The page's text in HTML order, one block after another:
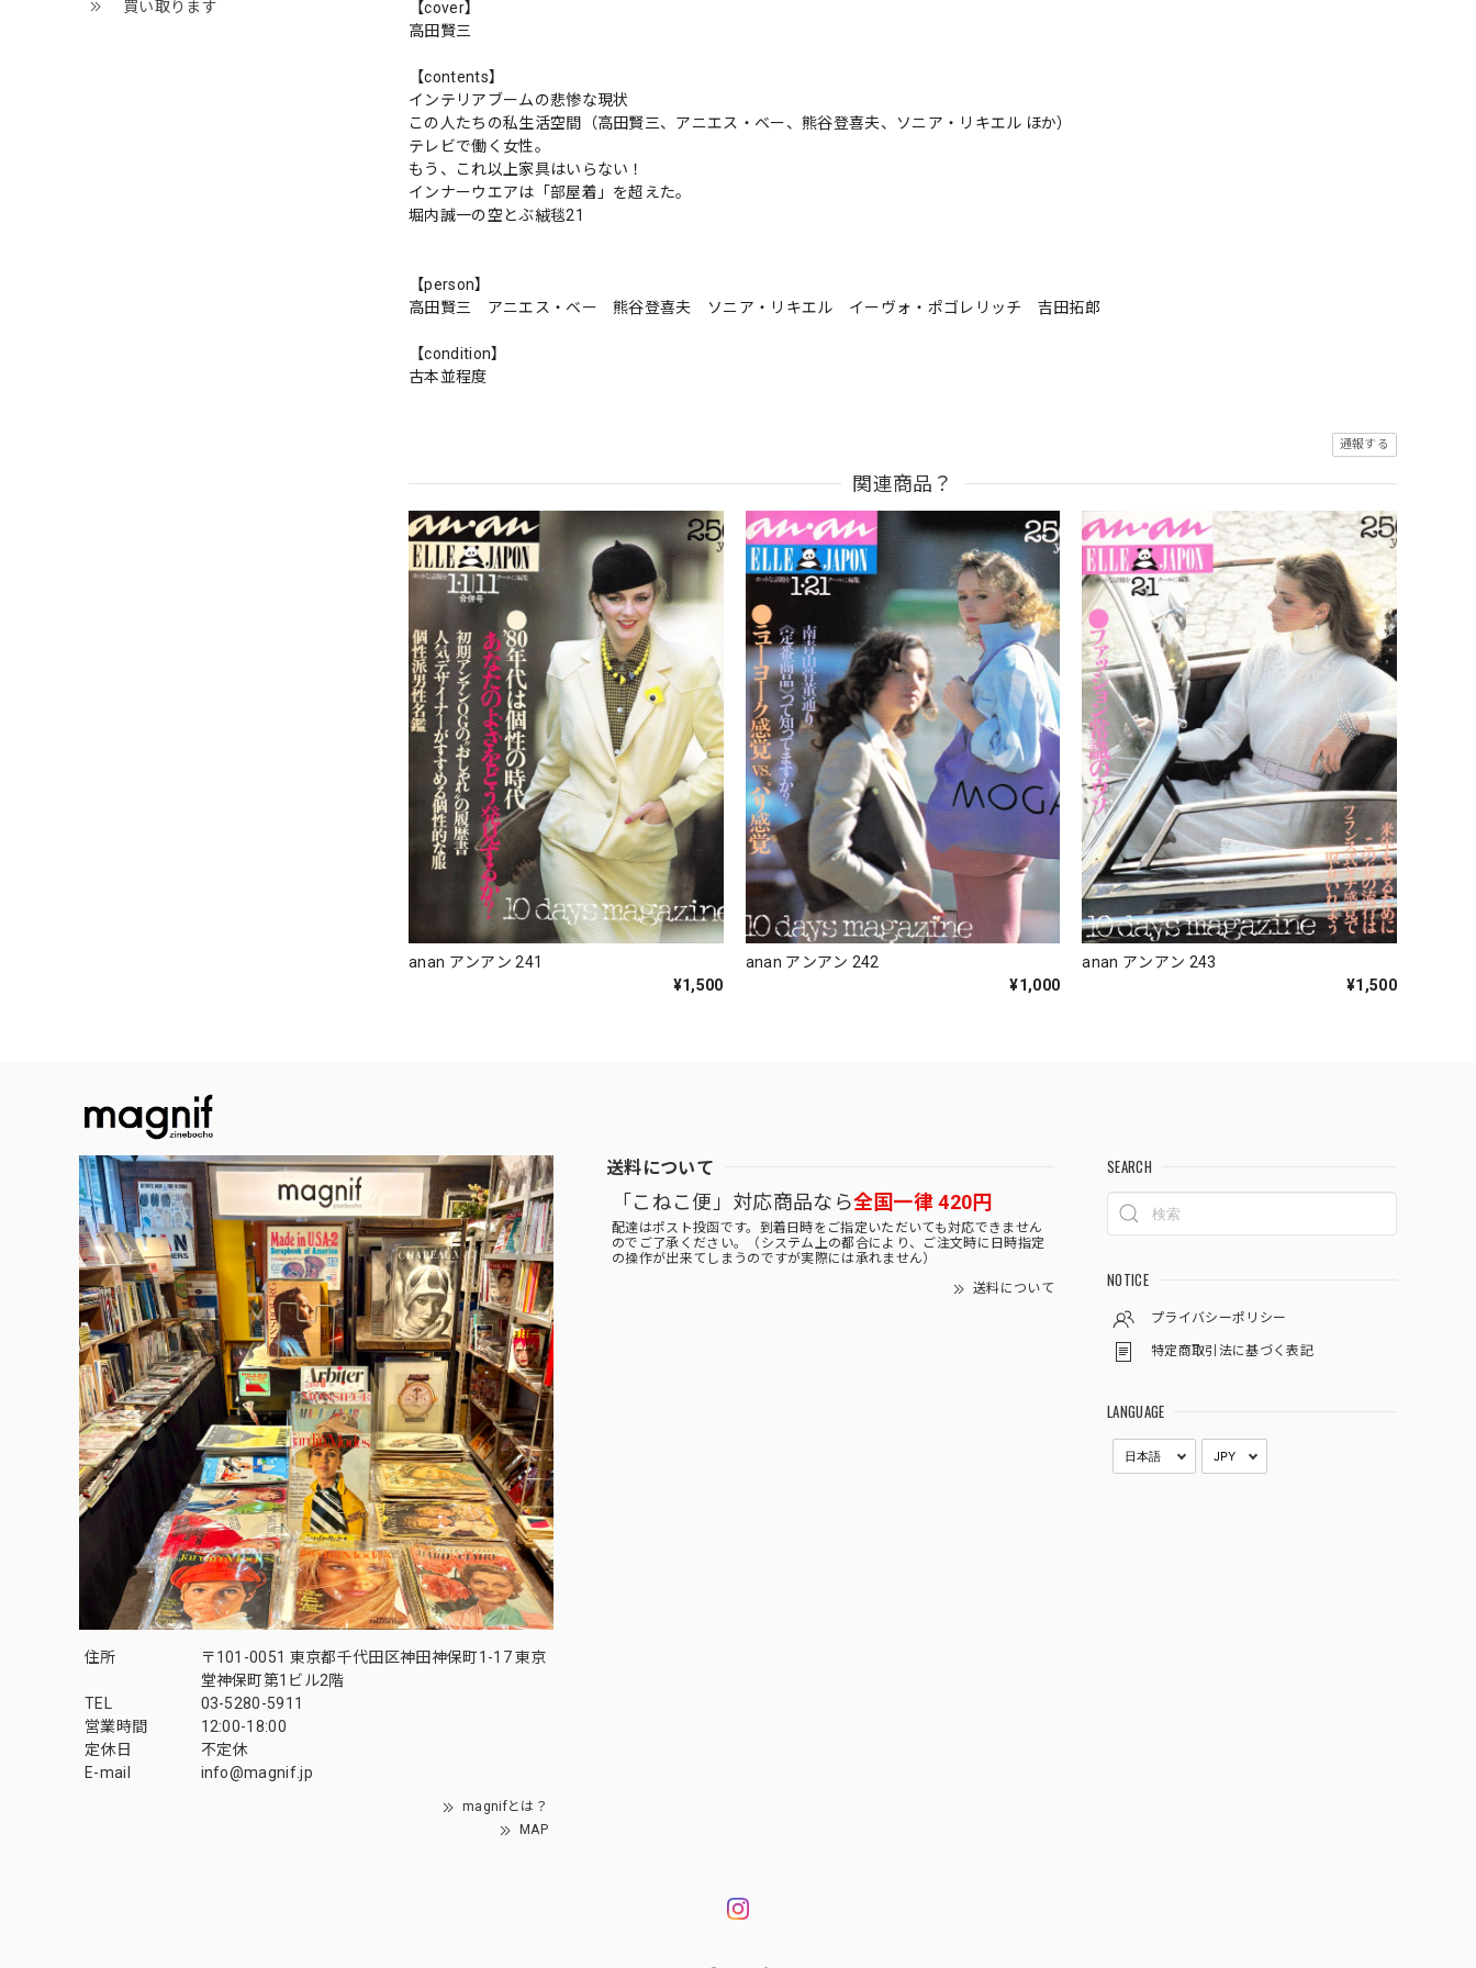
買い取ります
【cover】
高田賢三
【contents】
インテリアブームの悲惨な現状
この人たちの私生活空間（高田賢三、アニエス・ベー、熊谷登喜夫、ソニア・リキエル ほか）
テレビで働く女性。
もう、これ以上家具はいらない！
インナーウエアは「部屋着」を超えた。
堀内誠一の空とぶ絨毯21
【person】
高田賢三 アニエス・ベー 熊谷登喜夫 ソニア・リキエル イーヴォ・ポゴレリッチ 吉田拓郎
【condition】
古本並程度
通報する
関連商品？
anan アンアン 241
¥1,500
anan アンアン 242
¥1,000
anan アンアン 243
¥1,500
住所
〒101-0051 東京都千代田区神田神保町1-17 東京
堂神保町第1ビル2階
TEL
03-5280-5911
営業時間
12:00-18:00
定休日
不定休
E-mail
info@magnif.jp
magnifとは？
MAP
送料について
「こねこ便」対応商品なら全国一律 420円
配達はポスト投函です。到着日時をご指定いただいても対応できません
のでご了承ください。（システム上の都合により、ご注文時に日時指定
の操作が出来てしまうのですが実際には承れません）
送料について
SEARCH
NOTICE
プライバシーポリシー
特定商取引法に基づく表記
LANGUAGE